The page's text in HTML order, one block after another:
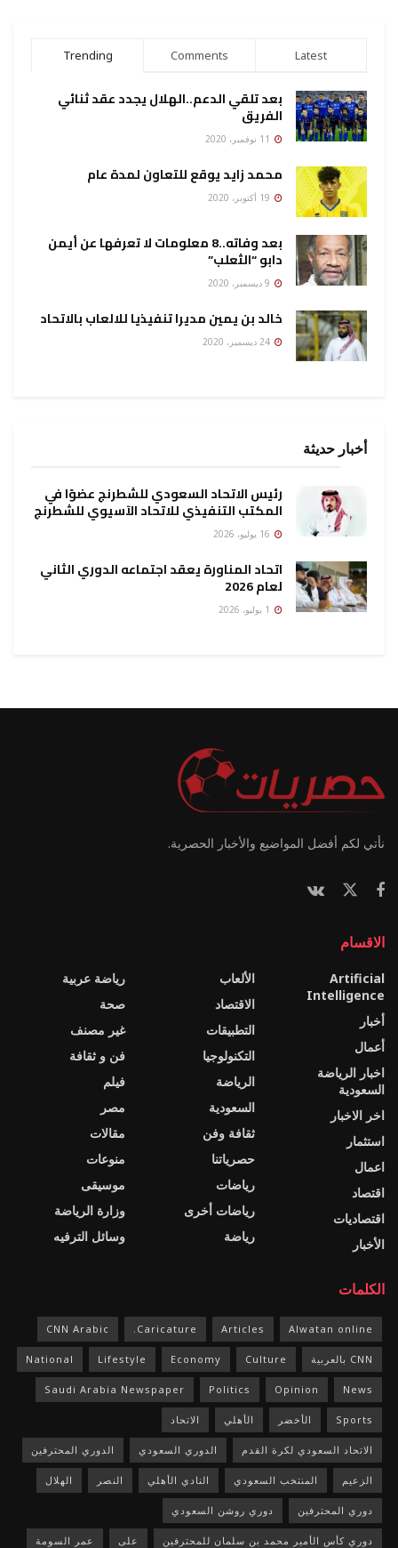
Trending Comments Latest
بعد تلقي الدعم..الهلال يجدد عقد ثنائي
الفريق
محمد زايد يوقع للتعاون لمدة عام
بعد وفاته..8 معلومات لا تعرفها عن أيمن
دابو “الثعلب”
خالد بن يمين مديرا تنفيذيا للالعاب بالاتحاد
أخبار حديثة
رئيس الاتحاد السعودي للشطرنج عضوًا في
المكتب التنفيذي للاتحاد الآسيوي للشطرنج
اتحاد المناورة يعقد اجتماعه الدوري الثاني
لعام 2026
نأتي لكم أفضل المواضيع والأخبار الحصرية.
الاقسام
Artificial
Intelligence
أخبار
أعمال
اخبار الرياضة
السعودية
اخر الاخبار
استثمار
اعمال
اقتصاد
اقتصاديات
الأخبار
الألعاب
الاقتصاد
التطبيقات
التكنولوجيا
الرياضة
السعودية
ثقافة وفن
حصرياتنا
رياضات
رياضات أخرى
رياضة
رياضة عربية
صحة
غير مصنف
فن و ثقافة
فيلم
مصر
مقالات
منوعات
موسيقى
وزارة الرياضة
وسائل الترفيه
الكلمات
Alwatan online
Articles
Caricature.
CNN Arabic
CNN بالعربية Culture
Economy
Lifestyle
National
News
Opinion
Politics
Saudi Arabia Newspaper
Sports الأخضر الأهلي الاتحاد
الاتحاد السعودي لكرة القدم الدوري السعودي الدوري المحترفين
الزعيم المنتخب السعودي النادي الأهلي النصر الهلال
دوري المحترفين دوري روشن السعودي
دوري كأس الأمير محمد بن سلمان للمحترفين على عمر السومة